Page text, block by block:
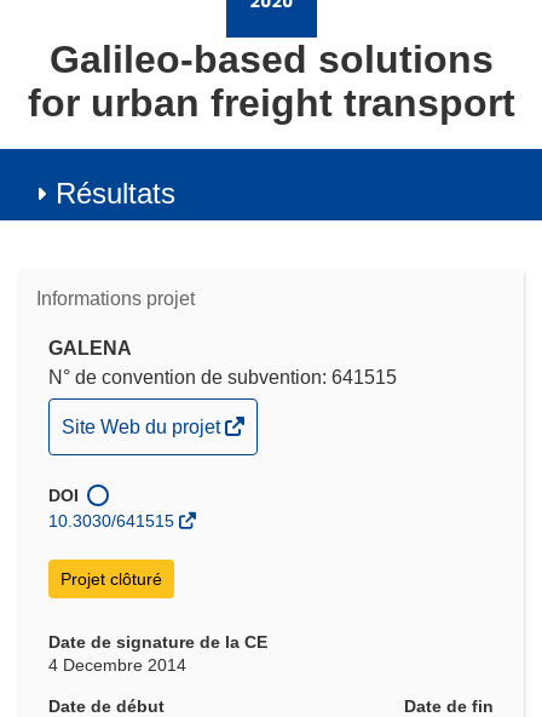
Galileo-based solutions
for urban freight transport
Résultats
Informations projet
GALENA
N° de convention de subvention: 641515
(s’ouvre
dans
une
nouvelle
Site Web du projet
DOI
10.3030/641515
Projet clôturé
Date de signature de la CE
4 Decembre 2014
Date de début
Date de fin